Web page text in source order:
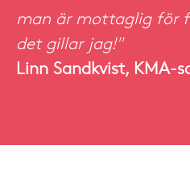
man är mottaglig för
det gillar jag!"
Linn Sandkvist, KMA-